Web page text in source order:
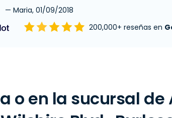
— Maria, 01/09/2018
200,000+ reseñas en
o en la sucursal de